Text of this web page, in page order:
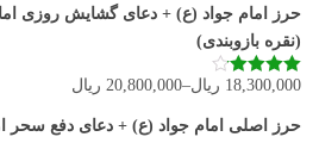
حرز امام جواد (ع) + دعای گشایش روزی
(نقره بازوبندی)
نمره4.11
18,300,000 ریال–
20,800,000 ریال
حرز اصلی امام جواد (ع) + دعای دفع سحر